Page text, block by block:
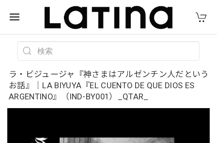
ラ・ビジュージャ『神さまはアルゼンチン人だという
お話』｜LA BIYUYA『EL CUENTO DE QUE DIOS ES
ARGENTINO』（IND-BY001）_QTAR_